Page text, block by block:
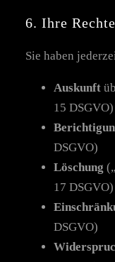
6. Ihre
Sie haben
Auskunft
15 DSGVO)
DSGVO)
Löschung
17 DSGVO)
DSGVO)